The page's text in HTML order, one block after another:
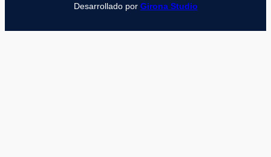
Desarrollado por Girona Studio